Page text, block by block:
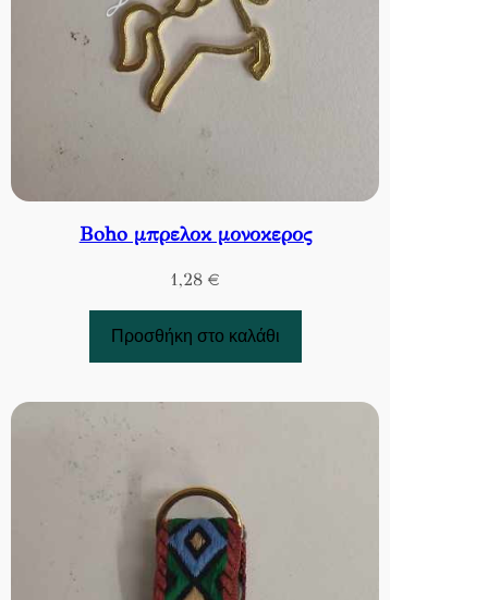
Βoho μπρελοκ μονοκερος
1,28 €
Προσθήκη στο καλάθι